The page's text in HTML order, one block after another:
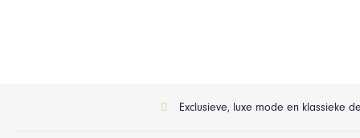
Exclusieve, luxe mode en klassieke